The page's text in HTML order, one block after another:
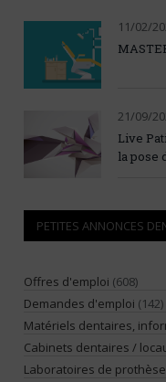
11/02/
21/09/
Live
la pose
PETITES ANNONCES
Offres d'emploi (608)
Demandes d'emploi (142)
Matériels dentaires,
Cabinets dentaires /
Laboratoires de prothèse